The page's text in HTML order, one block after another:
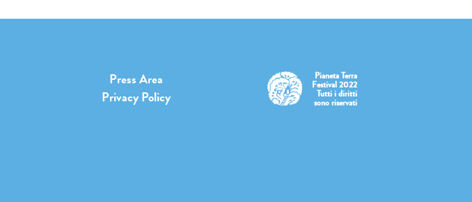
Press Area
Privacy Policy
Pianeta Terra
Festival 2022
Tutti i diritti
sono riservati